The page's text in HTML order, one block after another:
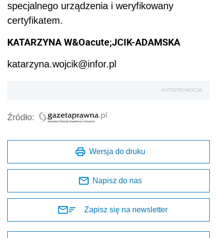
specjalnego urządzenia i weryfikowany
certyfikatem.
KATARZYNA W&Oacute;JCIK-ADAMSKA
katarzyna.wojcik@infor.pl
AUTOPROMOCJA
Źródło:
Wersja do druku
Napisz do nas
Zapisz się na newsletter